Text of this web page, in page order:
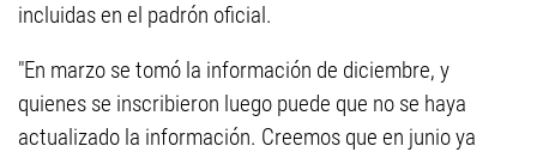
incluidas en el padrón oficial.
"En marzo se tomó la información de diciembre, y
quienes se inscribieron luego puede que no se haya
actualizado la información. Creemos que en junio ya